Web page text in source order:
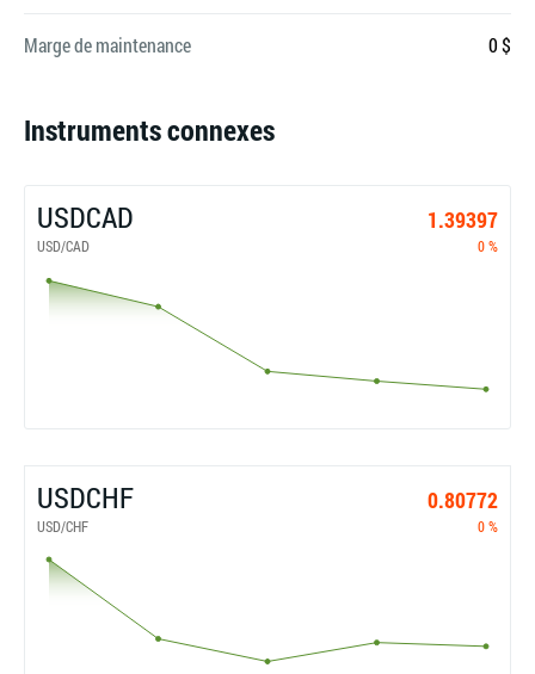
Marge de maintenance 0 $
Instruments connexes
USDCAD 1.39397
USD/CAD 0 %
USDCHF 0.80772
USD/CHF 0 %